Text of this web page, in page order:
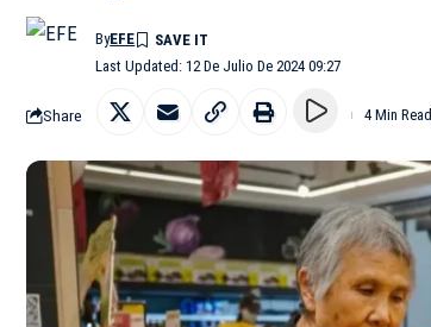
Last Updated: 12 De Julio De 2024 09:27
ByEFE
Share 4 Min Read